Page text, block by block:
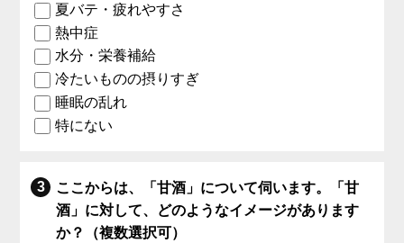
夏バテ・疲れやすさ
熱中症
水分・栄養補給
冷たいものの摂りすぎ
睡眠の乱れ
特にない
ここからは、「甘酒」について伺います。「甘
酒」に対して、どのようなイメージがあります
か？（複数選択可）